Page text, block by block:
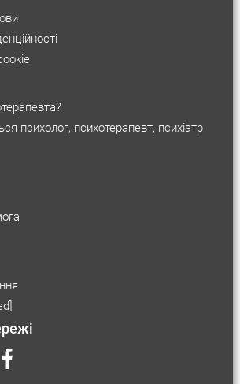
психолог, психотерапевт, психіатр